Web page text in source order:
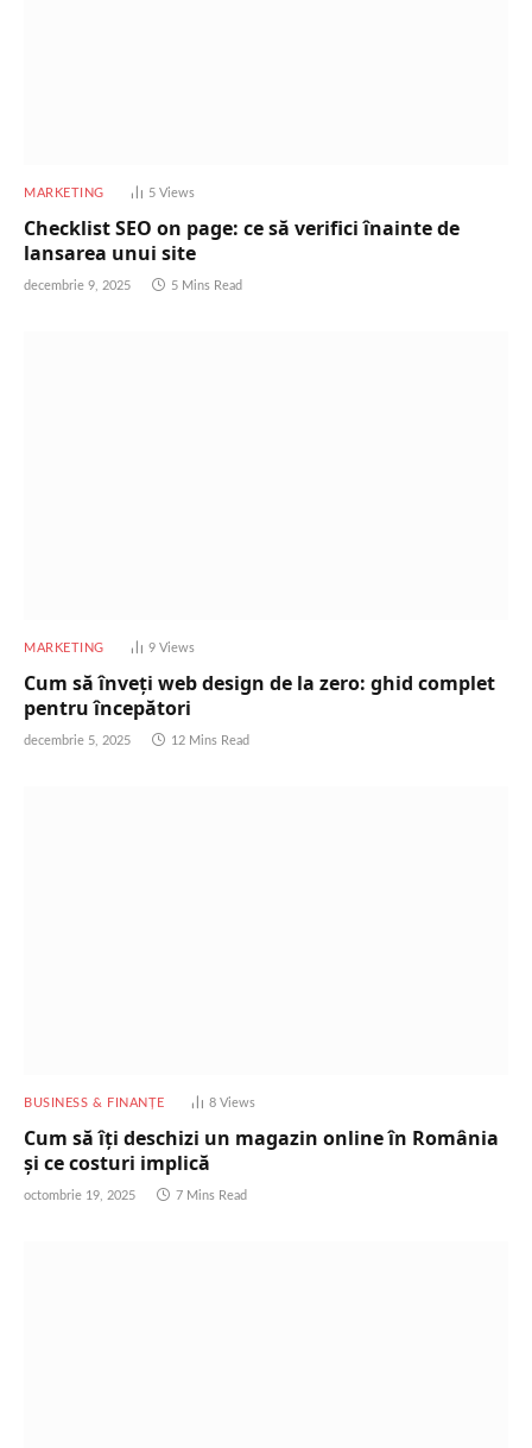
MARKETING 5 Views
Checklist SEO on page: ce să verifici înainte de
lansarea unui site
decembrie 9, 2025 5 Mins Read
MARKETING 9 Views
Cum să înveți web design de la zero: ghid complet
pentru începători
decembrie 5, 2025 12 Mins Read
BUSINESS & FINANȚE 8 Views
Cum să îți deschizi un magazin online în România
și ce costuri implică
octombrie 19, 2025 7 Mins Read